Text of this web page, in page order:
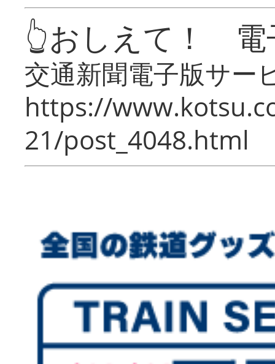
👆おしえて！ 電
交通新聞電子版サー
https://
21/post_4048.html